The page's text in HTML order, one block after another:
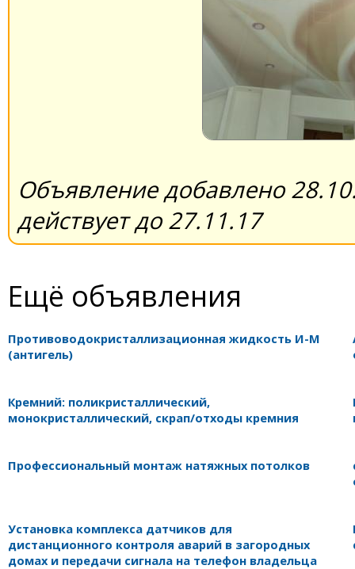
Объявление добавлено
действует до 27.11.17
Ещё объявления
Противоводокристаллизационная жидкость И-М
(антигель)
Кремний: поликристаллический,
монокристаллический, скрап/отходы кремния
Профессиональный монтаж натяжных потолков
Установка комплекса датчиков для
дистанционного контроля аварий в загородных
домах и передачи сигнала на телефон владельца